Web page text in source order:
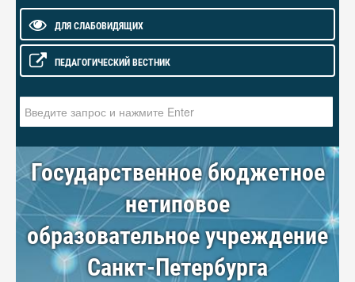
ДЛЯ СЛАБОВИДЯЩИХ
ПЕДАГОГИЧЕСКИЙ ВЕСТНИК
Государственное бюджетное
нетиповое
образовательное учреждение
Санкт-Петербурга